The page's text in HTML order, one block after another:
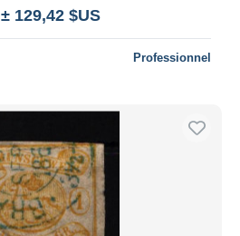
± 129,42 $US
Professionnel